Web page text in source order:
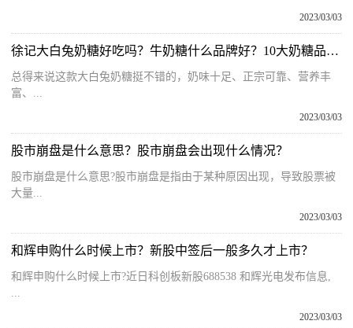
2023/03/03
徐记大白兔奶糖好吃吗？牛奶糖什么品牌好？10大奶糖品牌排行榜
总得来说这款大白兔奶糖挺不错的，奶味十足、正宗可靠、营养丰
富、...
2023/03/03
股市崩盘是什么意思？股市崩盘会出现什么情况？
股市崩盘是什么意思?股市崩盘是指由于某种原因出现，导致股票被
大量...
2023/03/03
和辉申购什么时候上市？新股中签后一般多久才上市？
和辉申购什么时候上市?近日科创板新股688538 和辉光电发布信息,
...
2023/03/03